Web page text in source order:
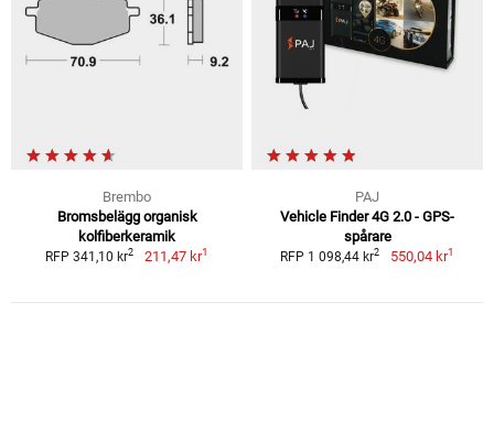
Brembo
Bromsbelägg organisk
kolfiberkeramik
RFP 341,10 kr2 211,47 kr1
PAJ
Vehicle Finder 4G 2.0 - GPS-
spårare
RFP 1 098,44 kr2 550,04 kr1